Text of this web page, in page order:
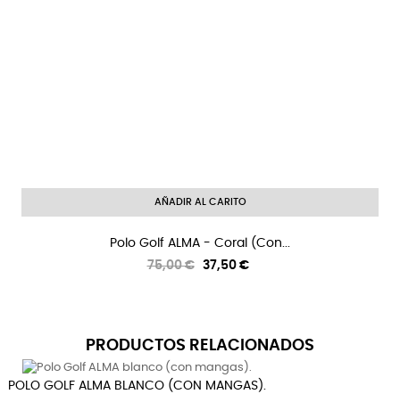
AÑADIR AL CARITO
Polo Golf ALMA - Coral (con...
Precio
75,00 € Precio
37,50 €
PRODUCTOS RELACIONADOS
POLO GOLF ALMA BLANCO (CON MANGAS).